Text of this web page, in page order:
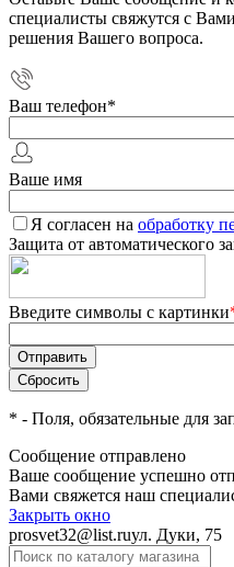
специалисты свяжутся с
решения Вашего вопроса.
Ваш телефон*
Ваше имя
Я согласен на обработку
Защита от автоматического
Введите символы с картинки
* - Поля, обязательные для
Сообщение отправлено
Ваше сообщение успешно
Вами свяжется наш
Закрыть окно
prosvet32@list.ruул. Дуки, 75